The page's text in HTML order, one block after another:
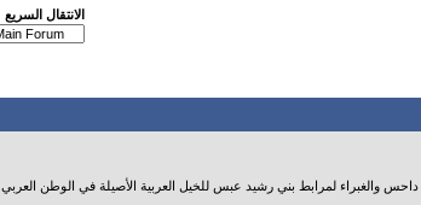
الانتقال السريع
والغبراء لمرابط بني رشيد عبس للخيل العربية الأصيلة في الوطن العربي